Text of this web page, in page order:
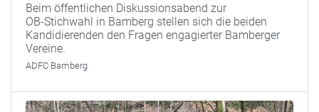
Beim öffentlichen Diskussionsabend zur
OB‑Stichwahl in Bamberg stellen sich die beiden
Kandidierenden den Fragen engagierter Bamberger
Vereine.
ADFC Bamberg